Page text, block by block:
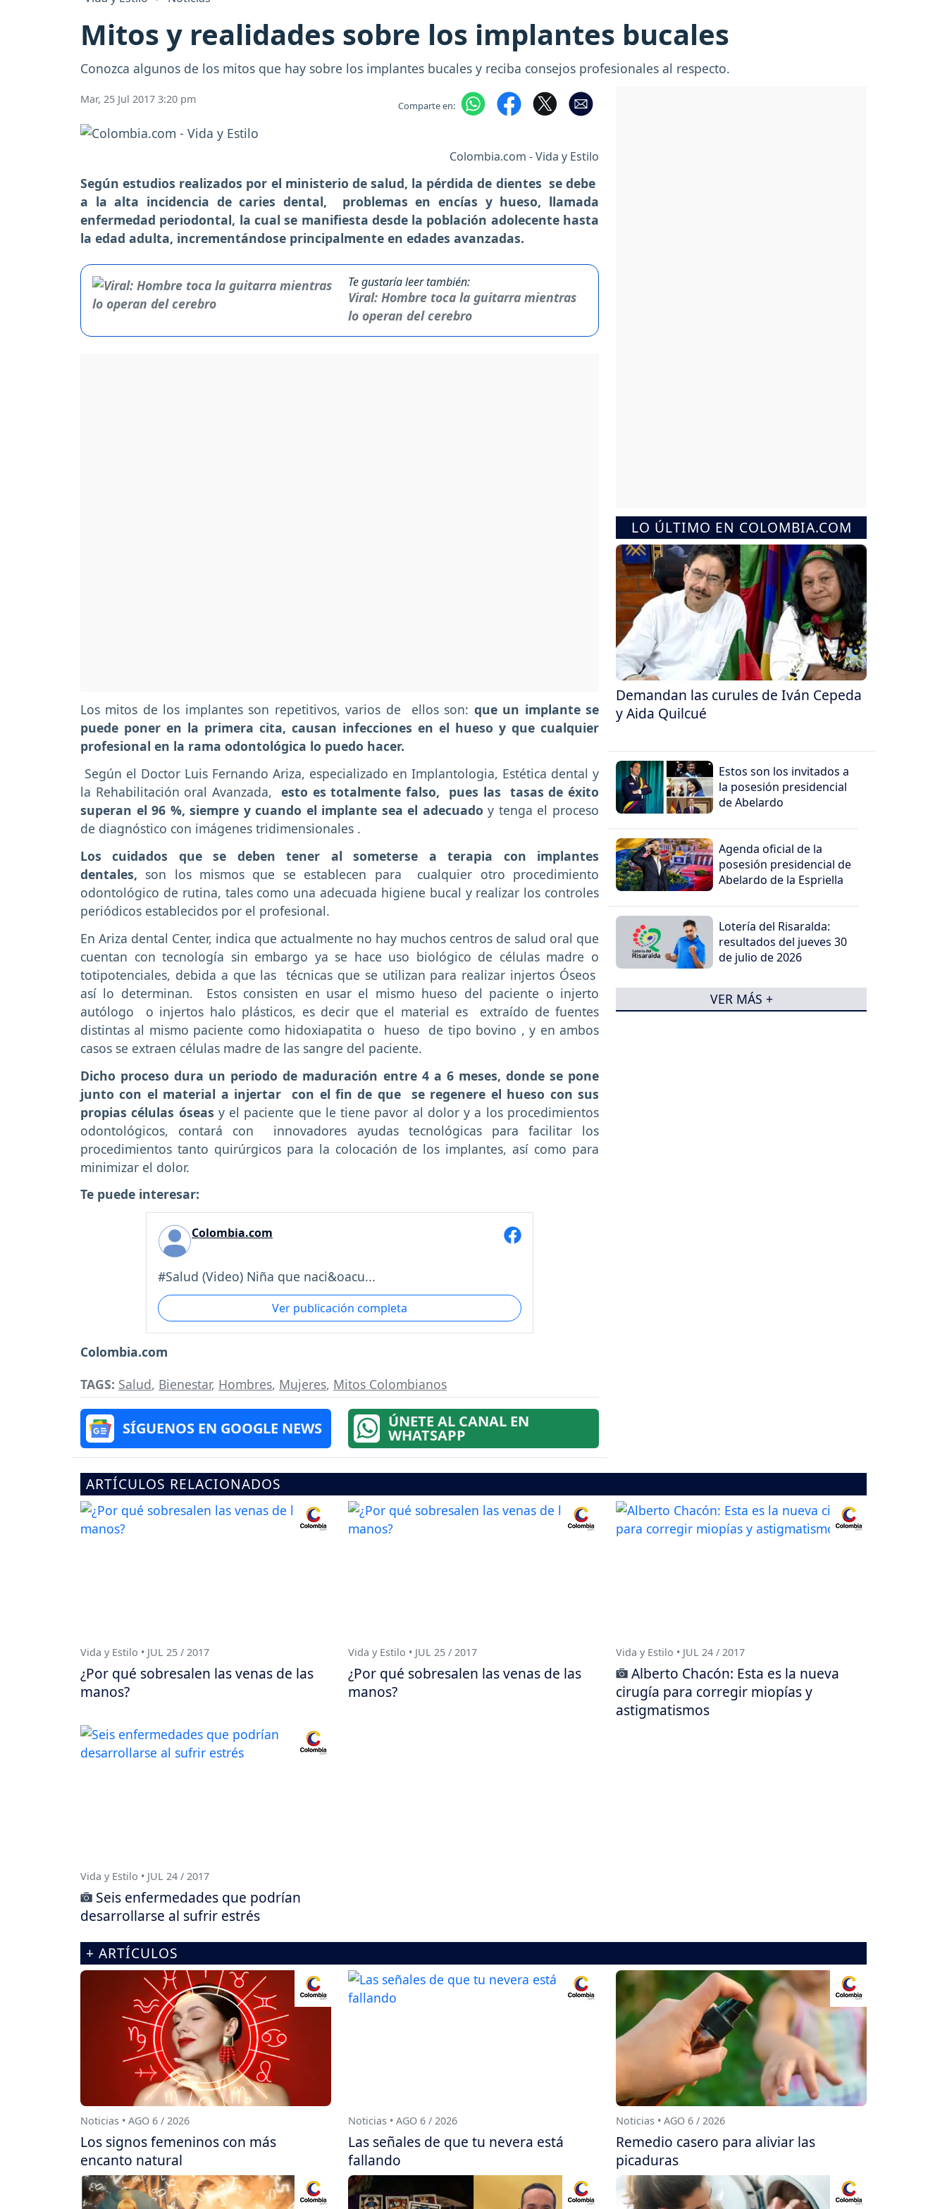
Mitos y realidades sobre los implantes bucales
Conozca algunos de los mitos que hay sobre los implantes bucales y reciba consejos profesionales al respecto.
Mar, 25 Jul 2017 3:20 pm Comparte en:
Colombia.com - Vida y Estilo
Según estudios realizados por el ministerio de salud, la pérdida de dientes se debe
a la alta incidencia de caries dental, problemas en encías y hueso, llamada
enfermedad periodontal, la cual se manifiesta desde la población adolecente hasta
la edad adulta, incrementándose principalmente en edades avanzadas.
Te gustaría leer también:
Viral: Hombre toca la guitarra mientras
lo operan del cerebro
Los mitos de los implantes son repetitivos, varios de ellos son: que un implante se
puede poner en la primera cita, causan infecciones en el hueso y que cualquier
profesional en la rama odontológica lo puedo hacer.
Según el Doctor Luis Fernando Ariza, especializado en Implantologia, Estética dental y
la Rehabilitación oral Avanzada, esto es totalmente falso, pues las tasas de éxito
superan el 96 %, siempre y cuando el implante sea el adecuado y tenga el proceso
de diagnóstico con imágenes tridimensionales .
Los cuidados que se deben tener al someterse a terapia con implantes
dentales, son los mismos que se establecen para cualquier otro procedimiento
odontológico de rutina, tales como una adecuada higiene bucal y realizar los controles
periódicos establecidos por el profesional.
En Ariza dental Center, indica que actualmente no hay muchos centros de salud oral que
cuentan con tecnología sin embargo ya se hace uso biológico de células madre o
totipotenciales, debida a que las técnicas que se utilizan para realizar injertos Óseos
así lo determinan. Estos consisten en usar el mismo hueso del paciente o injerto
autólogo o injertos halo plásticos, es decir que el material es extraído de fuentes
distintas al mismo paciente como hidoxiapatita o hueso de tipo bovino , y en ambos
casos se extraen células madre de las sangre del paciente.
Dicho proceso dura un periodo de maduración entre 4 a 6 meses, donde se pone
junto con el material a injertar con el fin de que se regenere el hueso con sus
propias células óseas y el paciente que le tiene pavor al dolor y a los procedimientos
odontológicos, contará con innovadores ayudas tecnológicas para facilitar los
procedimientos tanto quirúrgicos para la colocación de los implantes, así como para
minimizar el dolor.
Te puede interesar:
Colombia.com
#Salud (Video) Niña que naci&oacu...
Ver publicación completa
Colombia.com
TAGS: Salud, Bienestar, Hombres, Mujeres, Mitos Colombianos
SÍGUENOS EN GOOGLE NEWS ÚNETE AL CANAL EN
WHATSAPP
LO ÚLTIMO EN COLOMBIA.COM
Demandan las curules de Iván Cepeda
y Aida Quilcué
Estos son los invitados a
la posesión presidencial
de Abelardo
Agenda oficial de la
posesión presidencial de
Abelardo de la Espriella
Lotería del Risaralda:
resultados del jueves 30
de julio de 2026
VER MÁS +
ARTÍCULOS RELACIONADOS
Vida y Estilo • JUL 25 / 2017
¿Por qué sobresalen las venas de las
manos?
Vida y Estilo • JUL 25 / 2017
¿Por qué sobresalen las venas de las
manos?
Vida y Estilo • JUL 24 / 2017
Alberto Chacón: Esta es la nueva
cirugía para corregir miopías y
astigmatismos
Vida y Estilo • JUL 24 / 2017
Seis enfermedades que podrían
desarrollarse al sufrir estrés
+ ARTÍCULOS
Noticias • AGO 6 / 2026
Los signos femeninos con más
encanto natural
Noticias • AGO 6 / 2026
Las señales de que tu nevera está
fallando
Noticias • AGO 6 / 2026
Remedio casero para aliviar las
picaduras